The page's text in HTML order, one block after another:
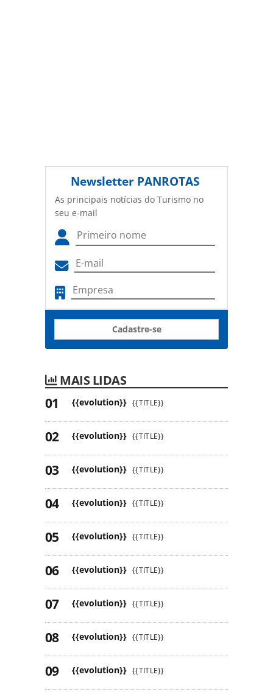
Newsletter PANROTAS
As principais notícias do Turismo no
seu e-mail
Cadastre-se
MAIS LIDAS
{{evolution}} {{TITLE}}
{{evolution}} {{TITLE}}
{{evolution}} {{TITLE}}
{{evolution}} {{TITLE}}
{{evolution}} {{TITLE}}
{{evolution}} {{TITLE}}
{{evolution}} {{TITLE}}
{{evolution}} {{TITLE}}
{{evolution}} {{TITLE}}